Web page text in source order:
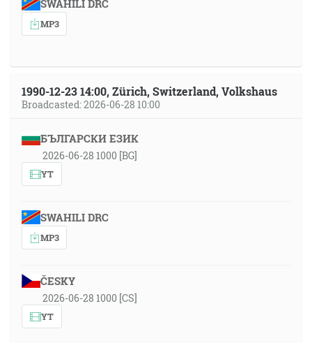
SWAHILI DRC
MP3
1990-12-23 14:00, Zürich, Switzerland, Volkshaus
Broadcasted: 2026-06-28 10:00
БЪЛГАРСКИ ЕЗИК
2026-06-28 1000 [BG]
YT
SWAHILI DRC
MP3
ČESKY
2026-06-28 1000 [CS]
YT